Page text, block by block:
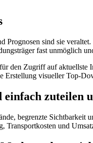
sind sie
fast unmöglich
den Zugriff auf aktuellste
Erstellung visueller Top-
zuteilen
begrenzte
Transportkosten und